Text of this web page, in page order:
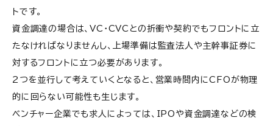
トです。
資金調達の場合は、VC・CVCとの折衝や契約でもフロントに立
たなければなりませんし、上場準備は監査法人や主幹事証券に
対するフロントに立つ必要があります。
2つを並行して考えていくとなると、営業時間内にCFOが物理
的に回らない可能性も生じます。
ベンチャー企業でも求人によっては、IPOや資金調達などの検